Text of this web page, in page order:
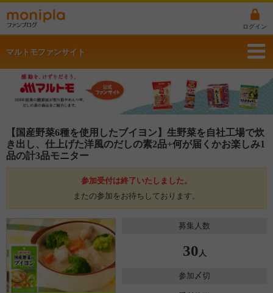
ログイン
マルトモファンサイト
【国産野菜6種を使用したブイヨン】生野菜を自社工場で炊
き出し、仕上げた洋風のだしの素2品+何が届くかお楽しみ1
品の計3品モニター
参加受付は終了いたしました。
またの参加をお待ちしております。
募集人数
30 人
参加〆切